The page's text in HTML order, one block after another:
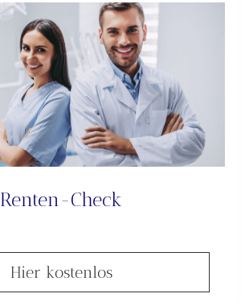
Renten-Check
Hier kostenlos